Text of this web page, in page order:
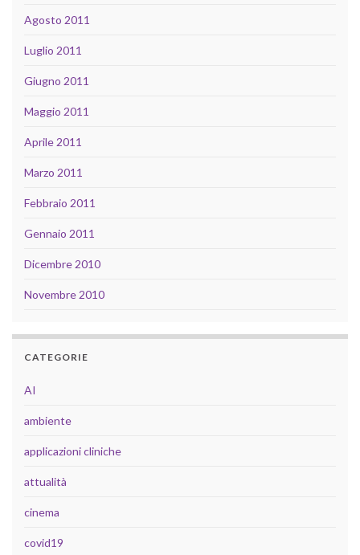
Agosto 2011
Luglio 2011
Giugno 2011
Maggio 2011
Aprile 2011
Marzo 2011
Febbraio 2011
Gennaio 2011
Dicembre 2010
Novembre 2010
CATEGORIE
AI
ambiente
applicazioni cliniche
attualità
cinema
covid19